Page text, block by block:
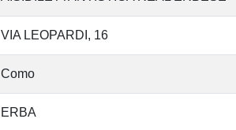
VIA LEOPARDI, 16
Como
ERBA